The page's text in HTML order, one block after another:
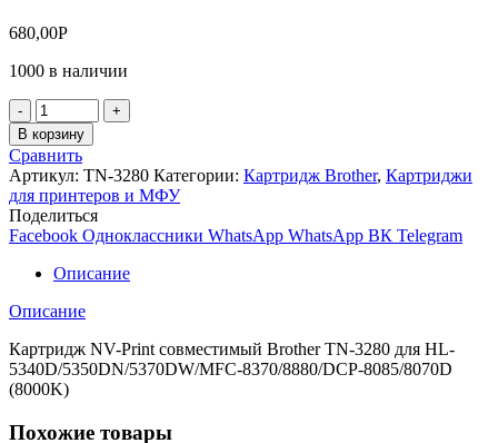
680,00Р
1000 в наличии
Количество
товара
Картридж
NV-
Print
Brother
TN-
3280
для
HL-
5340D/5350DN/5370DW/MFC-
8085/8070(8TK)
В корзину
Сравнить
Артикул: TN-3280 Категории: Картридж Brother, Картриджи
для принтеров и МФУ
Поделиться
Facebook Одноклассники WhatsApp WhatsApp ВК Telegram
Описание
Описание
Картридж NV-Print совместимый Brother TN-3280 для HL-
5340D/5350DN/5370DW/MFC-8370/8880/DCP-8085/8070D
(8000K)
Похожие товары